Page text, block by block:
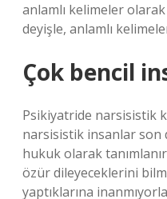
anlamlı kelimeler olarak
deyişle, anlamlı
Çok bencil
Psikiyatride narsisistik
narsisistik insanlar son
hukuk olarak
özür dileyeceklerini
yaptıklarına